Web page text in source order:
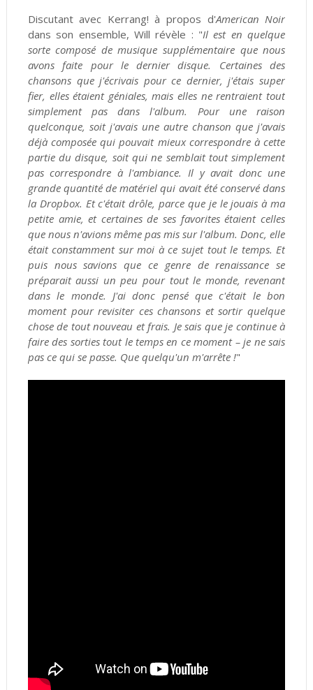
Discutant avec Kerrang! à propos d'American Noir
dans son ensemble, Will révèle : "Il est en quelque
sorte composé de musique supplémentaire que nous
avons faite pour le dernier disque. Certaines des
chansons que j'écrivais pour ce dernier, j'étais super
fier, elles étaient géniales, mais elles ne rentraient tout
simplement pas dans l'album. Pour une raison
quelconque, soit j'avais une autre chanson que j'avais
déjà composée qui pouvait mieux correspondre à cette
partie du disque, soit qui ne semblait tout simplement
pas correspondre à l'ambiance. Il y avait donc une
grande quantité de matériel qui avait été conservé dans
la Dropbox. Et c'était drôle, parce que je le jouais à ma
petite amie, et certaines de ses favorites étaient celles
que nous n'avions même pas mis sur l'album. Donc, elle
était constamment sur moi à ce sujet tout le temps. Et
puis nous savions que ce genre de renaissance se
préparait aussi un peu pour tout le monde, revenant
dans le monde. J'ai donc pensé que c'était le bon
moment pour revisiter ces chansons et sortir quelque
chose de tout nouveau et frais. Je sais que je continue à
faire des sorties tout le temps en ce moment – ​​je ne sais
pas ce qui se passe. Que quelqu'un m'arrête !"